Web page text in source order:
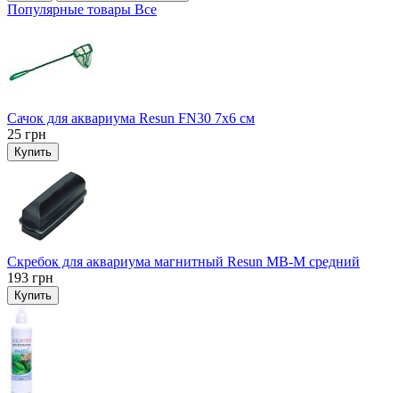
Популярные товары Все
Сачок для аквариума Resun FN30 7х6 см
25 грн
Купить
Скребок для аквариума магнитный Resun MB-M средний
193 грн
Купить